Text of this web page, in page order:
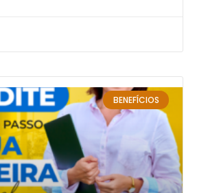
BENEFÍCIOS